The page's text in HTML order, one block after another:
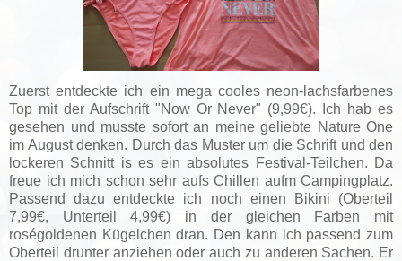
Zuerst entdeckte ich ein mega cooles neon-lachsfarbenes
Top mit der Aufschrift "Now Or Never" (9,99€). Ich hab es
gesehen und musste sofort an meine geliebte Nature One
im August denken. Durch das Muster um die Schrift und den
lockeren Schnitt is es ein absolutes Festival-Teilchen. Da
freue ich mich schon sehr aufs Chillen aufm Campingplatz.
Passend dazu entdeckte ich noch einen Bikini (Oberteil
7,99€, Unterteil 4,99€) in der gleichen Farben mit
roségoldenen Kügelchen dran. Den kann ich passend zum
Oberteil drunter anziehen oder auch zu anderen Sachen. Er